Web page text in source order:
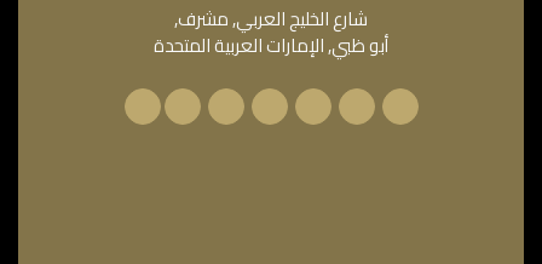
شارع الخليج العربي, مشرف,
أبو ظبي, الإمارات العربية المتحدة